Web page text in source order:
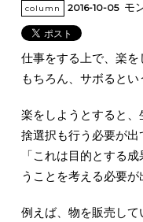
column 2016-10-05 モ
仕事をする上で、楽を
もちろん、サボるとい
楽をしようとすると
捨選択も行う必要が出
「これは目的とする
うことを考える必要が
例えば、物を販売し